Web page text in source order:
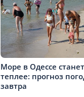
Море в Одессе
теплее: прогноз
завтра